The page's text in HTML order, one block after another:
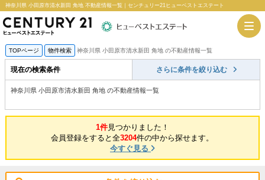
神奈川県 小田原市清水新田 角地 不動産情報一覧｜センチュリー21ヒューベストエステート
TOPページ 物件検索 神奈川県 小田原市清水新田 角地 の不動産情報一覧
現在の検索条件 さらに条件を絞り込む
神奈川県 小田原市清水新田 角地 の不動産情報一覧
1件見つかりました！
会員登録をすると全3204件の中から探せます。
今すぐ見る